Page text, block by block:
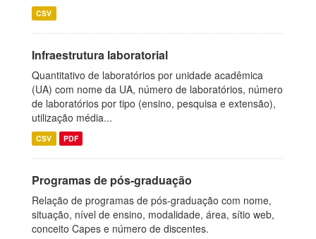
CSV
Infraestrutura laboratorial
Quantitativo de laboratórios por unidade acadêmica
(UA) com nome da UA, número de laboratórios, número
de laboratórios por tipo (ensino, pesquisa e extensão),
utilização média...
CSV PDF
Programas de pós-graduação
Relação de programas de pós-graduação com nome,
situação, nível de ensino, modalidade, área, sítio web,
conceito Capes e número de discentes.